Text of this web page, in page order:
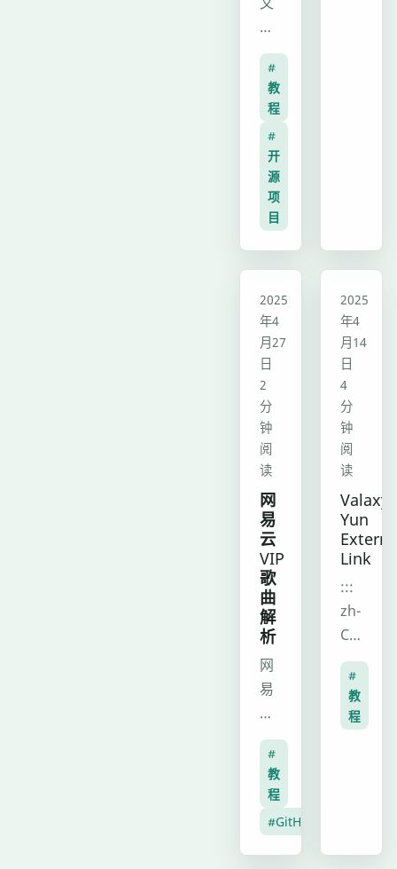
作
者
为
打
造
个
性
化
个
主
开
发
了
开
源
项
目
minimal-
homepage，
核
心
特
色
是
轻
量
化
设
计、
高
度
集
成
#
教
程
#
开
源
项
目
包
（支
持
.jpg、
格
式）。
自
动
抓
包
批
量
下
载
格
式
兼
容.
过
教程
2025
年4
月27
日
2
分
钟
阅
读
网
易
云
VIP
歌
曲
解
析
网
易
云
VIP
歌
曲
解
析，
GitHub
#
教
程
#GitHub
教程
2025
年4
月14
日
4
分
钟
阅
读
Valaxy
Yun
Link
:::
zh-
CN
##
视
频
教
scr
#
教
程